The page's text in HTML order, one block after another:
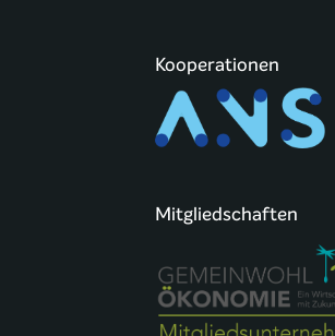
Kooperationen
Mitgliedschaften